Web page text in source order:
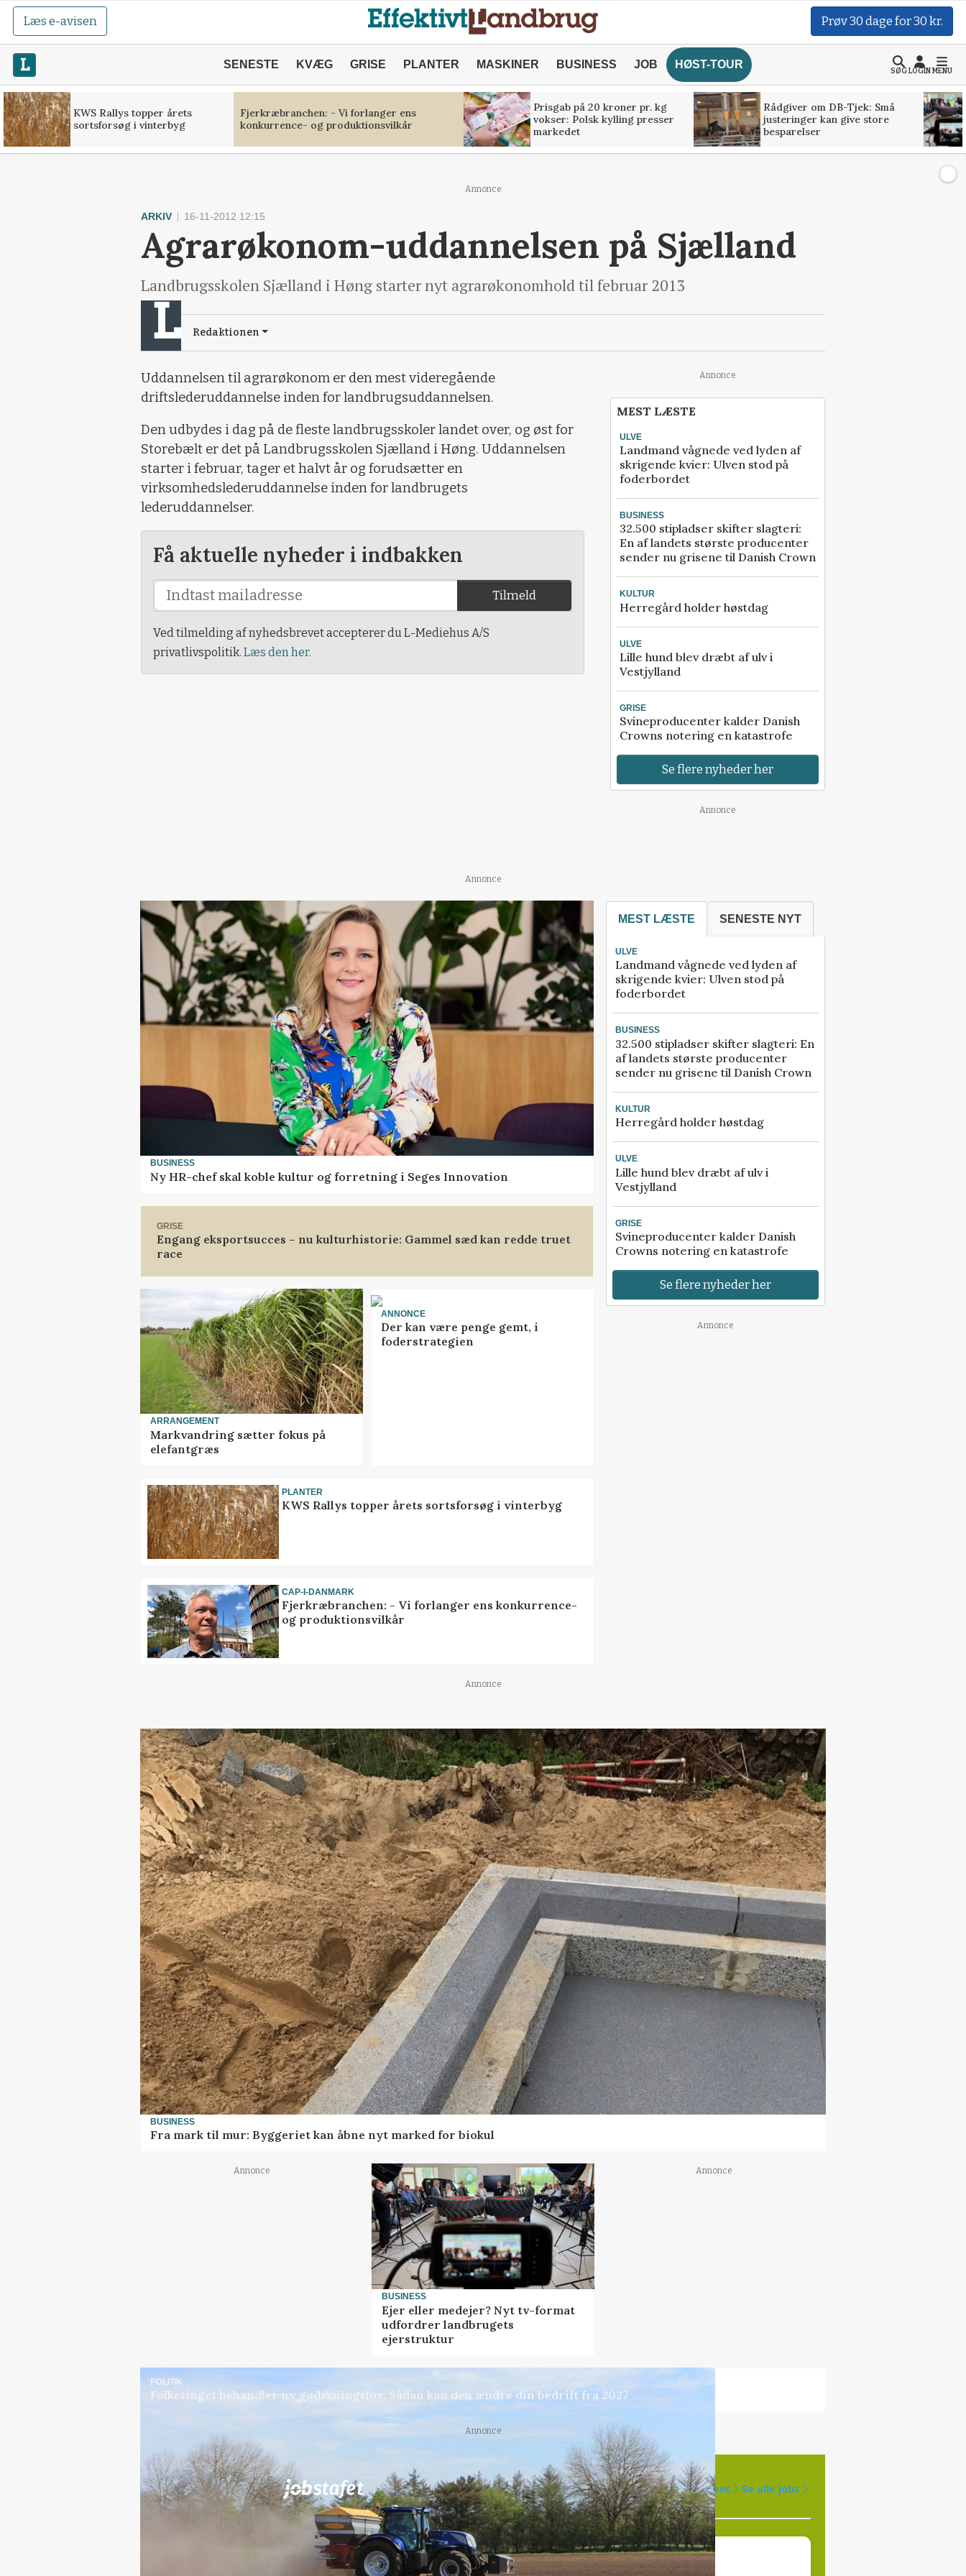
Læs e-avisen Prøv 30 dage for 30 kr.
SENESTE KVÆG GRISE PLANTER MASKINER BUSINESS JOB HØST-TOUR
SØGLOGINMENU
KWS Rallys topper årets
sortsforsøg i vinterbyg
Fjerkræbranchen: - Vi forlanger ens
konkurrence- og produktionsvilkår
Prisgab på 20 kroner pr. kg
vokser: Polsk kylling presser
markedet
Rådgiver om DB-Tjek: Små
justeringer kan give store
besparelser
Annonce
ARKIV 16-11-2012 12:15
Agrarøkonom-uddannelsen på Sjælland
Landbrugsskolen Sjælland i Høng starter nyt agrarøkonomhold til februar 2013
Redaktionen
Uddannelsen til agrarøkonom er den mest videregående
driftslederuddannelse inden for landbrugsuddannelsen.
Den udbydes i dag på de fleste landbrugsskoler landet over, og øst for
Storebælt er det på Landbrugsskolen Sjælland i Høng. Uddannelsen
starter i februar, tager et halvt år og forudsætter en
virksomhedslederuddannelse inden for landbrugets
lederuddannelser.
Få aktuelle nyheder i indbakken
Tilmeld
Ved tilmelding af nyhedsbrevet accepterer du L-Mediehus A/S
privatlivspolitik. Læs den her.
Annonce
MEST LÆSTE
ULVE
Landmand vågnede ved lyden af
skrigende kvier: Ulven stod på
foderbordet
BUSINESS
32.500 stipladser skifter slagteri:
En af landets største producenter
sender nu grisene til Danish Crown
KULTUR
Herregård holder høstdag
ULVE
Lille hund blev dræbt af ulv i
Vestjylland
GRISE
Svineproducenter kalder Danish
Crowns notering en katastrofe
Se flere nyheder her
Annonce
Annonce
BUSINESS
Ny HR-chef skal koble kultur og forretning i Seges Innovation
GRISE
Engang eksportsucces – nu kulturhistorie: Gammel sæd kan redde truet
race
ARRANGEMENT
Markvandring sætter fokus på
elefantgræs
ANNONCE
Der kan være penge gemt, i
foderstrategien
PLANTER
KWS Rallys topper årets sortsforsøg i vinterbyg
CAP-I-DANMARK
Fjerkræbranchen: - Vi forlanger ens konkurrence-
og produktionsvilkår
MEST LÆSTE SENESTE NYT
ULVE
Landmand vågnede ved lyden af
skrigende kvier: Ulven stod på
foderbordet
BUSINESS
32.500 stipladser skifter slagteri: En
af landets største producenter
sender nu grisene til Danish Crown
KULTUR
Herregård holder høstdag
ULVE
Lille hund blev dræbt af ulv i
Vestjylland
GRISE
Svineproducenter kalder Danish
Crowns notering en katastrofe
Se flere nyheder her
Annonce
Annonce
BUSINESS
Fra mark til mur: Byggeriet kan åbne nyt marked for biokul
Annonce
BUSINESS
Ejer eller medejer? Nyt tv-format
udfordrer landbrugets
ejerstruktur
Annonce
POLITIK
Folketinget behandler ny gødskningslov: Sådan kan den ændre din bedrift fra 2027
Annonce
Jobsi samarbejde med 76 ledige stillinger Opret agent Se alle jobs
Elevplads tilbydes ved Ringkøbing / Trainee
Rørlægger / håndmand søges til
dræn/entreprenørarbejde.